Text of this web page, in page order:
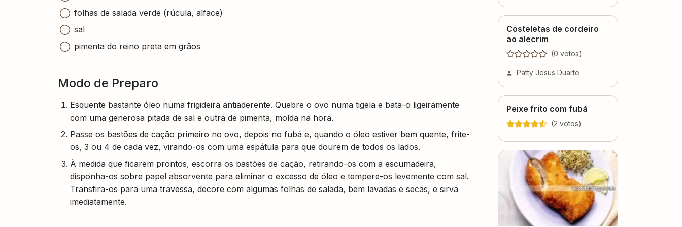
folhas de salada verde (rúcula, alface)
sal
pimenta do reino preta em grãos
Modo de Preparo
Esquente bastante óleo numa frigideira antiaderente. Quebre o ovo numa tigela e bata-o ligeiramente
com uma generosa pitada de sal e outra de pimenta, moída na hora.
Passe os bastões de cação primeiro no ovo, depois no fubá e, quando o óleo estiver bem quente, frite-
os, 3 ou 4 de cada vez, virando-os com uma espátula para que dourem de todos os lados.
À medida que ficarem prontos, escorra os bastões de cação, retirando-os com a escumadeira,
disponha-os sobre papel absorvente para eliminar o excesso de óleo e tempere-os levemente com sal.
Transfira-os para uma travessa, decore com algumas folhas de salada, bem lavadas e secas, e sirva
imediatamente.
Costeletas de cordeiro
ao alecrim
(0 votos)
Patty Jesus Duarte
Peixe frito com fubá
(2 votos)